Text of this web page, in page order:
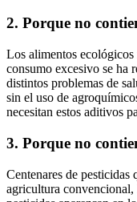
2. Porque no
Los alimentos
consumo excesivo se ha
distintos problemas de
sin el uso de
necesitan estos aditivos
3. Porque no
Centenares de
agricultura convencional,